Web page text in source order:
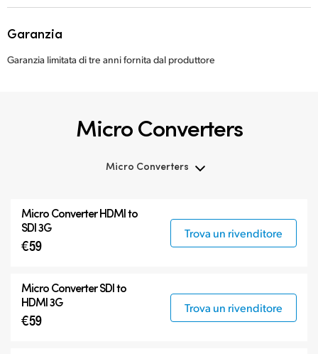
Garanzia
Garanzia limitata di tre anni fornita dal produttore
Micro Converters
Micro Converters
Accessori
Micro ConverterHDMI to
SDI 3G
€59
Trova un rivenditore
Micro ConverterSDI to
HDMI 3G
€59
Trova un rivenditore